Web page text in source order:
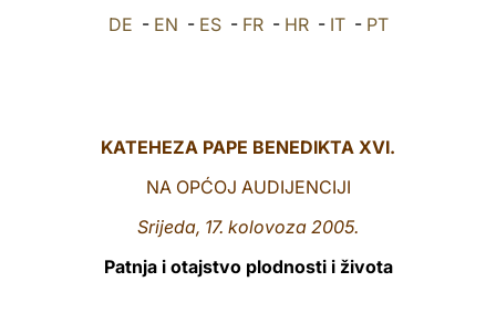
العربيّة DE - EN - ES- FR- HR- IT- PT
KATEHEZA PAPE BENEDIKTA XVI.
NA OPĆOJ AUDIJENCIJI
Srijeda, 17. kolovoza 2005.
Patnja i otajstvo plodnosti i života